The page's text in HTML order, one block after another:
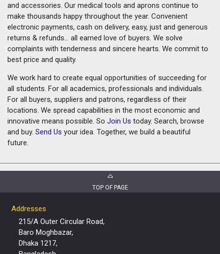
and accessories. Our medical tools and aprons continue to
make thousands happy throughout the year. Convenient
electronic payments, cash on delivery, easy, just and generous
returns & refunds... all earned love of buyers. We solve
complaints with tenderness and sincere hearts. We commit to
best price and quality.
We work hard to create equal opportunities of succeeding for
all students. For all academics, professionals and individuals.
For all buyers, suppliers and patrons, regardless of their
locations. We spread capabilities in the most economic and
innovative means possible. So Join Us today. Search, browse
and buy. Send Us your idea. Together, we build a beautiful
future.
TOP OF PAGE
Addresses
215/A Outer Circular Road,
Baro Moghbazar,
Dhaka 1217,